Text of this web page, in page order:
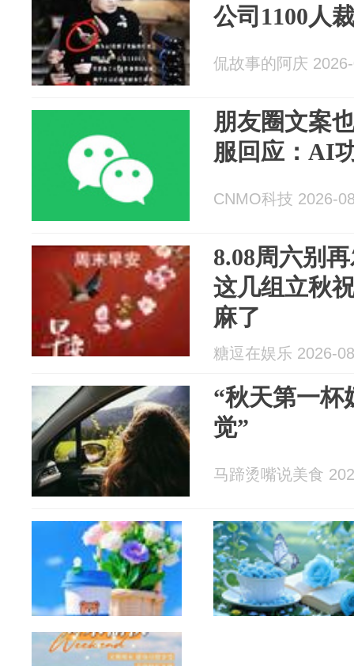
公司1100人
侃故事的阿庆
朋友圈文案
服回应：AI
CNMO科技 2026-
8.08周六别
这几组立秋
麻了
糖逗在娱乐 2026-
“秋天第一杯
觉”
马蹄烫嘴说美食